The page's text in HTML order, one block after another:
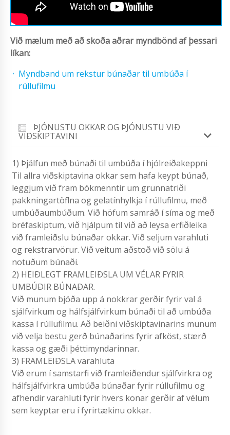
Við mælum með að skoða aðrar myndbönd af þessari
líkan:
Myndband um rekstur búnaðar til umbúða í
rúllufilmu
ÞJÓNUSTU OKKAR OG ÞJÓNUSTU VIÐ
VIÐSKIPTAVINI
1) Þjálfun með búnaði til umbúða í hjólreiðakeppni
Til allra viðskiptavina okkar sem hafa keypt búnað,
leggjum við fram bókmenntir um grunnatriði
pakkningartöflna og gelatínhylkja í rúllufilmu, með
umbúðaumbúðum. Við höfum samráð í síma og með
bréfaskiptum, við hjálpum til við að leysa erfiðleika
við framleiðslu búnaðar okkar. Við seljum varahluti
og rekstrarvörur. Við veitum aðstoð við sölu á
notuðum búnaði.
2) HEIÐLEGT FRAMLEIÐSLA UM VÉLAR FYRIR
UMBÚÐIR BÚNAÐAR.
Við munum bjóða upp á nokkrar gerðir fyrir val á
sjálfvirkum og hálfsjálfvirkum búnaði til að umbúða
kassa í rúllufilmu. Að beiðni viðskiptavinarins munum
við velja bestu gerð búnaðarins fyrir afköst, stærð
kassa og gæði þéttimyndarinnar.
3) FRAMLEIÐSLA varahluta
Við erum í samstarfi við framleiðendur sjálfvirkra og
hálfsjálfvirkra umbúða búnaðar fyrir rúllufilmu og
afhendir varahluti fyrir hvers konar gerðir af vélum
sem keyptar eru í fyrirtækinu okkar.